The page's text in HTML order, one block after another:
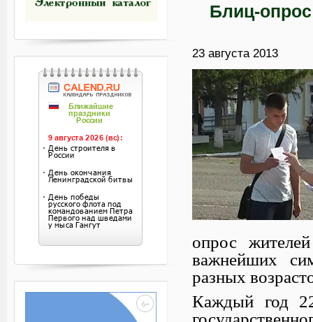
Блиц-
23 августа 2013
опрос
важнейших
разных
Каждый год